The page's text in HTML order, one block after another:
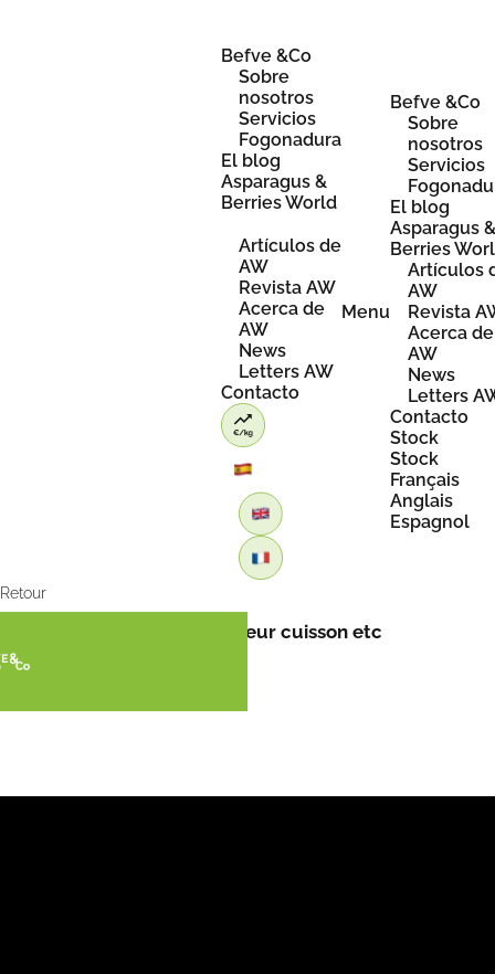
Befve &Co
Sobre
nosotros
Servicios
Fogonadura
El blog
Asparagus &
Berries World
Artículos de
AW
Revista AW
Acerca de
AW
News
Letters AW
Contacto
Menu
Befve &Co
Sobre
nosotros
Servicios
El blog
Asparagus
Berries
Artículos
AW
Revista
Acerca de
AW
News
Letters
Contacto
Stock
Stock
Français
Anglais
Espagnol
Retour
les bienfaits des asperges, leur cuisson etc